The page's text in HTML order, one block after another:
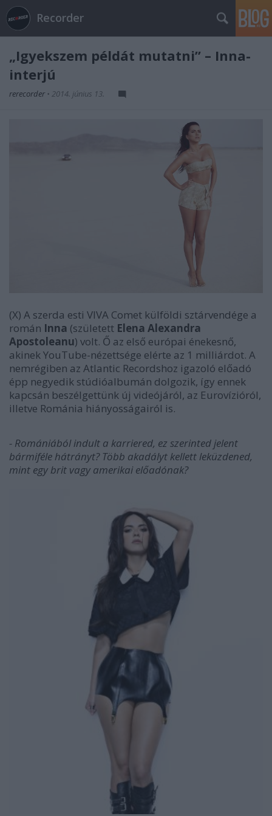
Recorder
„Igyekszem példát mutatni” – Inna-
interjú
rerecorder • 2014. június 13.
(X) A szerda esti VIVA Comet külföldi sztárvendége a
román Inna (született Elena Alexandra
Apostoleanu) volt. Ő az első európai énekesnő,
akinek YouTube-nézettsége elérte az 1 milliárdot. A
nemrégiben az Atlantic Recordshoz igazoló előadó
épp negyedik stúdióalbumán dolgozik, így ennek
kapcsán beszélgettünk új videójáról, az Eurovízióról,
illetve Románia hiányosságairól is.
- Romániából indult a karriered, ez szerinted jelent
bármiféle hátrányt? Több akadályt kellett leküzdened,
mint egy brit vagy amerikai előadónak?